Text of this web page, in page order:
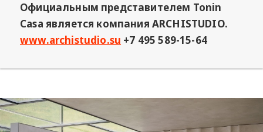
Официальным представителем Tonin
Casa является компания ARCHISTUDIO.
www.archistudio.su +7 495 589-15-64